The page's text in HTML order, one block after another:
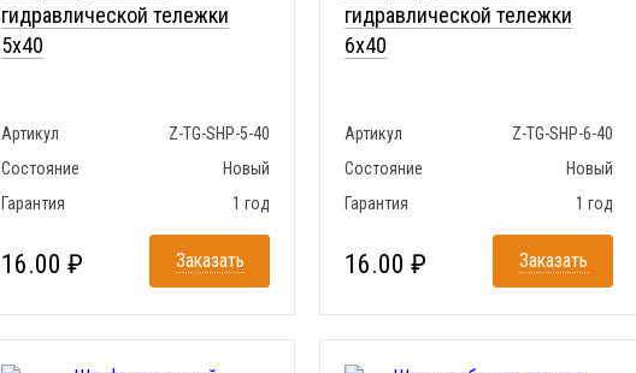
гидравлической тележки
5x40
Артикул
Z-TG-SHP-5-40
Состояние
Новый
Гарантия
1 год
16.00 ₽ Заказать
гидравлической тележки
6x40
Артикул
Z-TG-SHP-6-40
Состояние
Новый
Гарантия
1 год
16.00 ₽ Заказать